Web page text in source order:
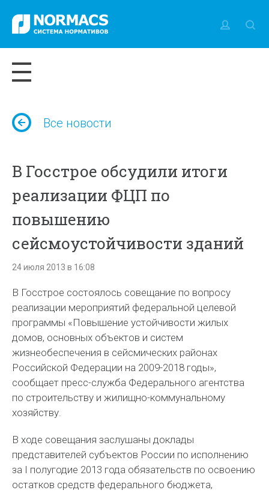
Все новости
В Госстрое обсудили итоги
реализации ФЦП по
повышению
сейсмоустойчивости зданий
24 июля 2013 в 16:08
В Госстрое состоялось совещание по вопросу
реализации мероприятий федеральной целевой
программы «Повышение устойчивости жилых
домов, основных объектов и систем
жизнеобеспечения в сейсмических районах
Российской Федерации на 2009-2018 годы»,
сообщает пресс-служба Федерального агентства
по строительству и жилищно-коммунальному
хозяйству.
В ходе совещания заслушаны доклады
представителей субъектов России по исполнению
за I полугодие 2013 года обязательств по освоению
остатков средств федерального бюджета,